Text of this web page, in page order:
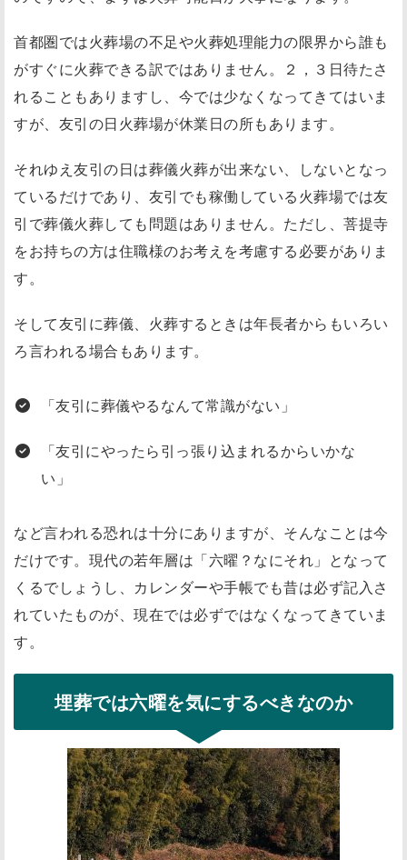
首都圏では火葬場の不足や火葬処理能力の限界から誰も
がすぐに火葬できる訳ではありません。２，３日待たさ
れることもありますし、今では少なくなってきてはいま
すが、友引の日火葬場が休業日の所もあります。
それゆえ友引の日は葬儀火葬が出来ない、しないとなっ
ているだけであり、友引でも稼働している火葬場では友
引で葬儀火葬しても問題はありません。ただし、菩提寺
をお持ちの方は住職様のお考えを考慮する必要がありま
す。
そして友引に葬儀、火葬するときは年長者からもいろい
ろ言われる場合もあります。
「友引に葬儀やるなんて常識がない」
「友引にやったら引っ張り込まれるからいかな
い」
など言われる恐れは十分にありますが、そんなことは今
だけです。現代の若年層は「六曜？なにそれ」となって
くるでしょうし、カレンダーや手帳でも昔は必ず記入さ
れていたものが、現在では必ずではなくなってきていま
す。
埋葬では六曜を気にするべきなのか